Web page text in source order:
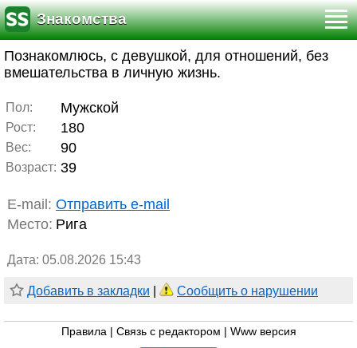
Знакомства
Познакомлюсь, с девушкой, для отношений, без
вмешательства в личную жизнь.
Пол: Мужской
Рост: 180
Вес: 90
Возраст: 39
E-mail: Отправить e-mail
Место: Рига
Дата: 05.08.2026 15:43
Добавить в закладки Сообщить о нарушении
Правила Связь с редактором Www версия